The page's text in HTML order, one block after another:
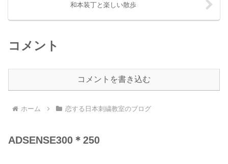
和本装丁と楽しい散歩
コメント
コメントを書き込む
ホーム 恋する日本刺繍教室のブログ
ADSENSE300＊250